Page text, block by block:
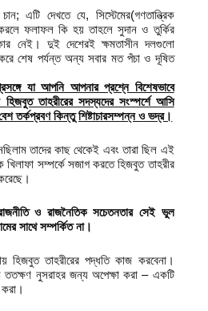
এটি দেখতে যে, সিস্টেমের(গণতান্ত্রিক
ফলাফল কি হয় তাহলে সুদান ও তুর্কির
নেই। দুই দেশেরই ক্ষমতাসীন দলগুলো
শেষ পর্যন্ত অন্য সবার মত পঁচা ও দূষিত
যা আপনি আপনার প্রশ্নে বিশেষভাবে
তাহরীরের সদস্যদের সংস্পর্শে আসি
তর্কপ্রবণ কিন্তু শিষ্টাচারসম্পন্ন ও ভদ্র।
তাদের কাছ থেকেই এবং তারা ছিল এই
খিলাফা সম্পর্কে সজাগ করতে হিজবুত তাহরীর
ও রাজনৈতিক সচেতনতার সেই ভুল
সাথে সম্পর্কিতনা।
হিজবুত তাহরীরের পদ্ধতি কাজ করবেনা।
ততক্ষণ নুসরাহর জন্য অপেক্ষা করা – একটি